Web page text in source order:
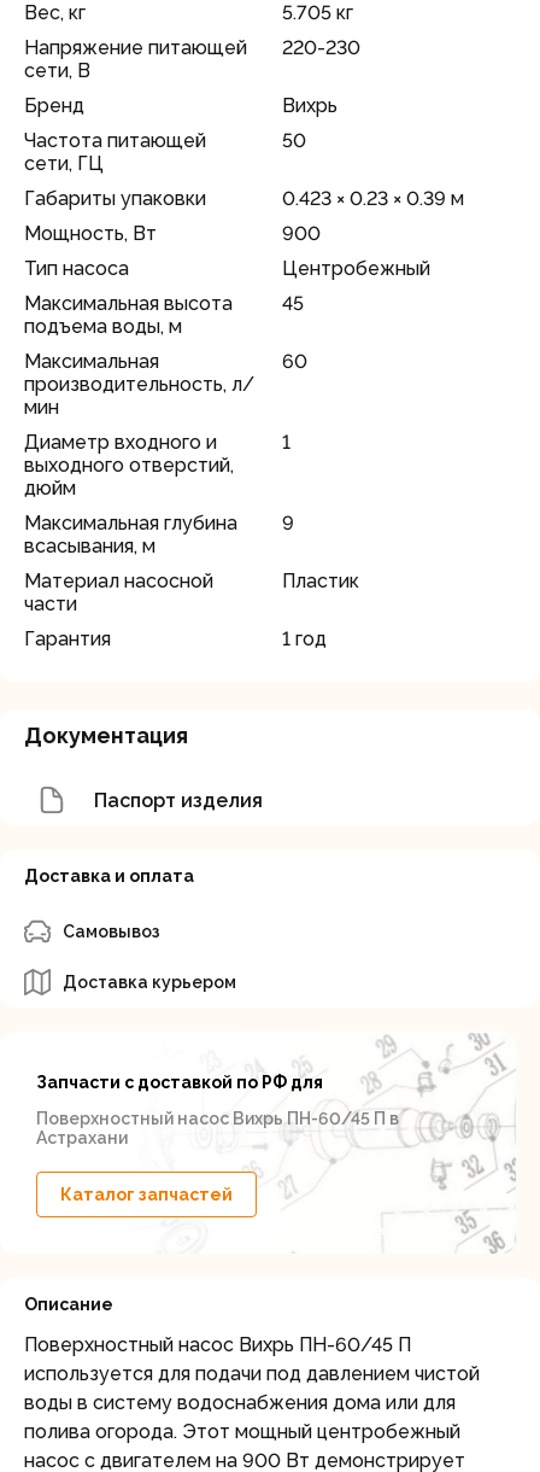
Вес, кг
5.705 кг
Напряжение питающей
сети, В
220-230
Бренд
Вихрь
Частота питающей
сети, ГЦ
50
Габариты упаковки
0.423 × 0.23 × 0.39 м
Мощность, Вт
900
Тип насоса
Центробежный
Максимальная высота
подъема воды, м
45
Максимальная
производительность, л/
мин
60
Диаметр входного и
выходного отверстий,
дюйм
1
Максимальная глубина
всасывания, м
9
Материал насосной
части
Пластик
Гарантия 1 год
Документация
Паспорт изделия
Доставка и оплата
Самовывоз
Доставка курьером
Запчасти с доставкой по РФ для
Поверхностный насос Вихрь ПН-60/45 П в
Астрахани
Каталог запчастей
Описание
Поверхностный насос Вихрь ПН-60/45 П
используется для подачи под давлением чистой
воды в систему водоснабжения дома или для
полива огорода. Этот мощный центробежный
насос с двигателем на 900 Вт демонстрирует